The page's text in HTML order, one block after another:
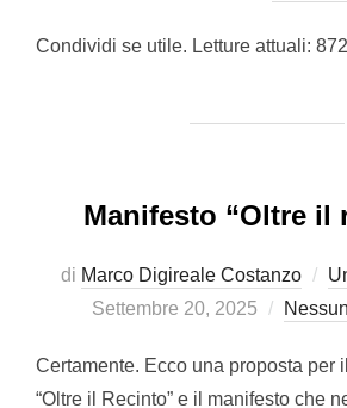
Condividi se utile. Letture attuali: 872
Manifesto “Oltre il
di Marco Digireale Costanzo
Settembre 20, 2025
Certamente. Ecco una proposta per
“Oltre il Recinto” e il manifesto che